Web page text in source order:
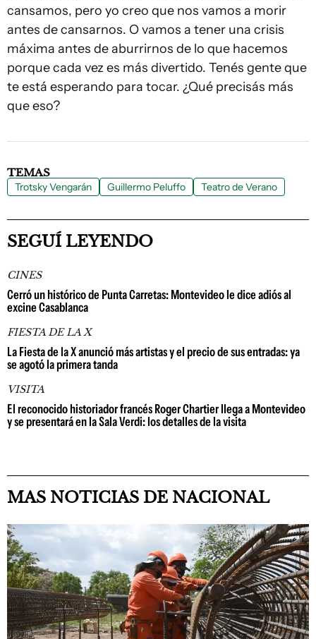
cansamos, pero yo creo que nos vamos a morir
antes de cansarnos. O vamos a tener una crisis
máxima antes de aburrirnos de lo que hacemos
porque cada vez es más divertido. Tenés gente que
te está esperando para tocar. ¿Qué precisás más
que eso?
TEMAS
Trotsky Vengarán Guillermo Peluffo Teatro de Verano
SEGUÍ LEYENDO
CINES
Cerró un histórico de Punta Carretas: Montevideo le dice adiós al
excine Casablanca
FIESTA DE LA X
La Fiesta de la X anunció más artistas y el precio de sus entradas: ya
se agotó la primera tanda
VISITA
El reconocido historiador francés Roger Chartier llega a Montevideo
y se presentará en la Sala Verdi: los detalles de la visita
MAS NOTICIAS DE NACIONAL